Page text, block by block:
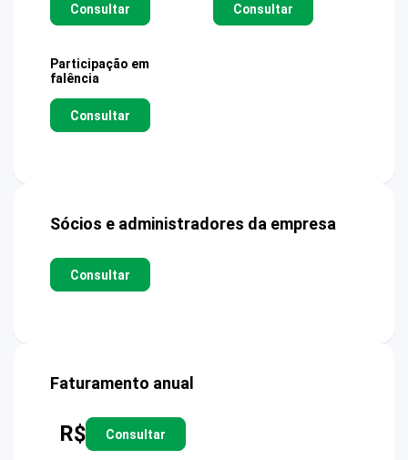
Consultar Consultar
Participação em
falência
Consultar
Sócios e administradores da empresa
Consultar
Faturamento anual
R$ Consultar